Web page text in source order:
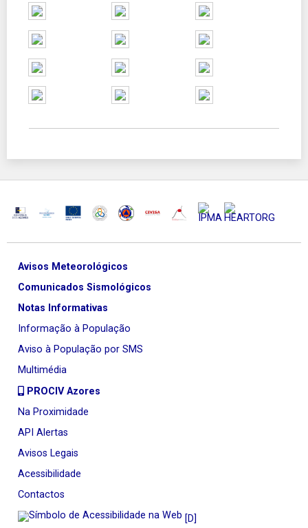
Avisos Meteorológicos
Comunicados Sismológicos
Notas Informativas
Informação à População
Aviso à População por SMS
Multimédia
PROCIV Azores
Na Proximidade
API Alertas
Avisos Legais
Acessibilidade
Contactos
[D]